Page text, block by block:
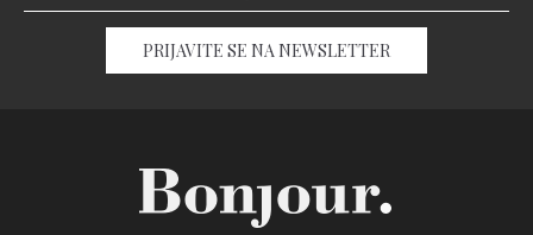
PRIJAVITE SE NA NEWSLETTER